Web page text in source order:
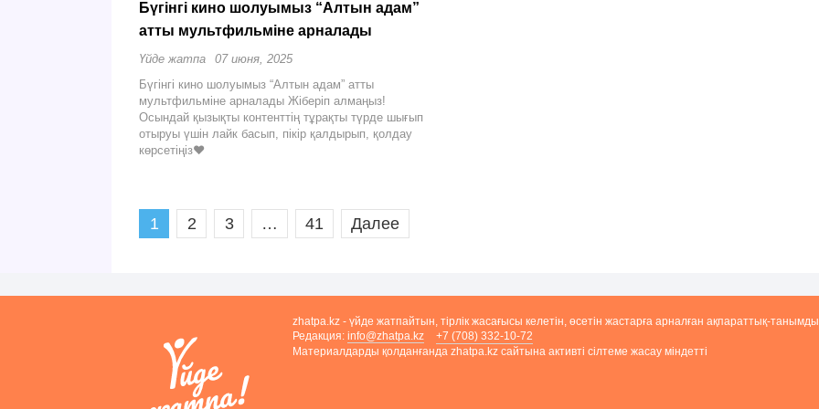
Бүгінгі кино шолуымыз “Алтын адам”
атты мультфильміне арналады
Үйде жатпа
07 июня, 2025
Бүгінгі кино шолуымыз “Алтын адам” атты
мультфильміне арналады Жіберіп алмаңыз!
Осындай қызықты контенттің тұрақты түрде шығып
отыруы үшін лайк басып, пікір қалдырып, қолдау
көрсетіңіз❤
1 2 3 … 41 Далее
zhatpa.kz - үйде жатпайтын, тірлік жасағысы келетін, өсетін жастарға арналған ақпараттық-
Редакция:info@zhatpa.kz
+7 (708) 332-10-72
Материалдарды қолданғанда zhatpa.kz сайтына активті сілтеме жасау міндетті